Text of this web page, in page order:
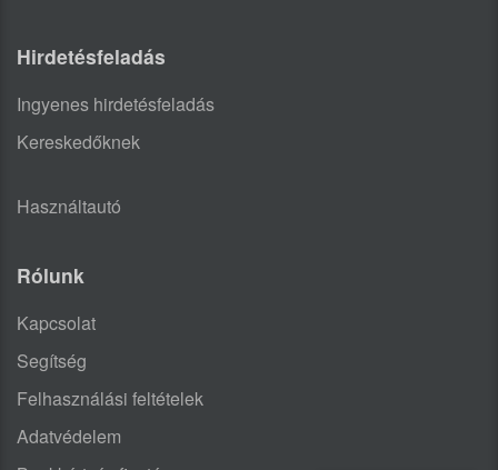
Hirdetésfeladás
Ingyenes hirdetésfeladás
Kereskedőknek
Használtautó
Rólunk
Kapcsolat
Segítség
Felhasználási feltételek
Adatvédelem